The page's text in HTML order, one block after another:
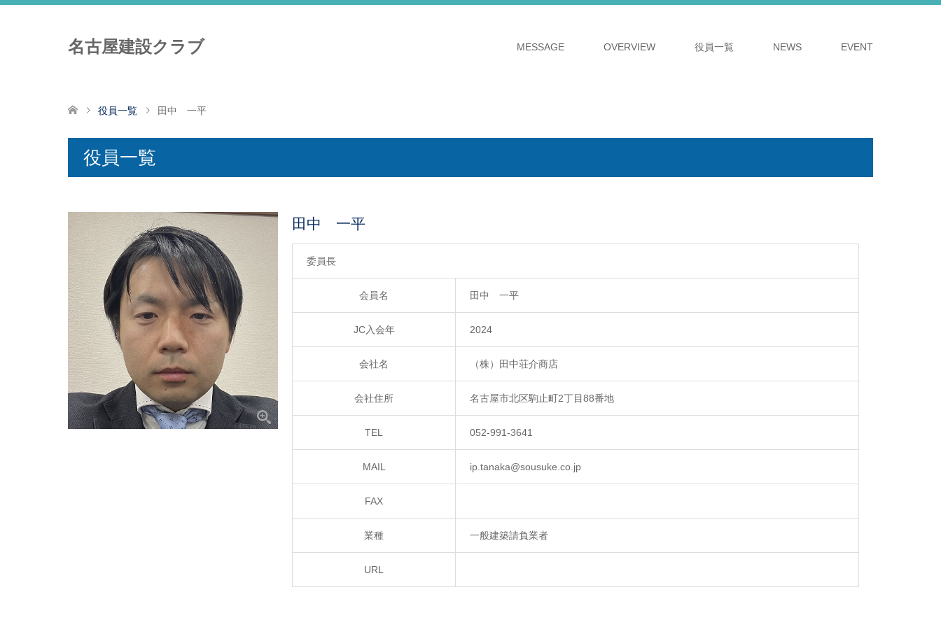
名古屋建設クラブ MESSAGE OVERVIEW 役員一覧 NEWS EVENT
役員一覧 田中 一平
役員一覧
田中 一平
委員長
会員名 田中 一平
JC入会年 2024
会社名 （株）田中荘介商店
会社住所 名古屋市北区駒止町2丁目88番地
TEL 052-991-3641
MAIL ip.tanaka@sousuke.co.jp
FAX
業種 一般建築請負業者
URL